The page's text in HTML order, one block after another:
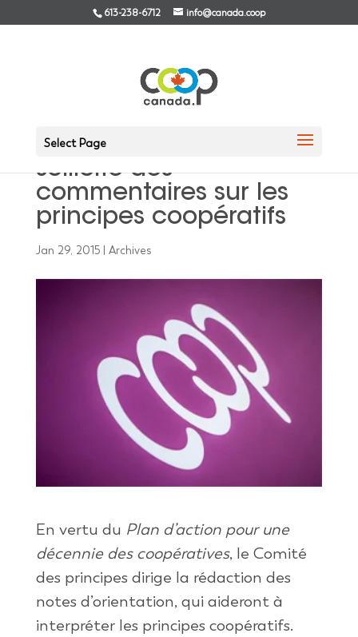
613-238-6712 info@canada.coop
Select Page
des coopératives
sollicite des
commentaires sur les
principes coopératifs
Jan 29, 2015| Archives
En vertu du Plan d’action pour une
décennie des coopératives, le Comité
des principes dirige la rédaction des
notes d’orientation, qui aideront à
interpréter les principes coopératifs.